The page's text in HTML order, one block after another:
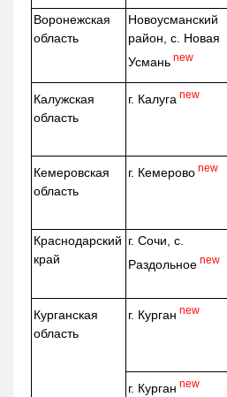
Воронежская
область
Новоусманский
район, с. Новая
Усмань new
Калужская
область
г. Калуга new
Кемеровская
область
г. Кемерово new
Краснодарский
край
г. Сочи, с.
Раздольное new
Курганская
область
г. Курган new
г. Курган new